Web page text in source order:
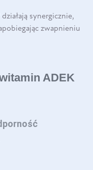
synergicznie,
zwapnieniu
ADEK